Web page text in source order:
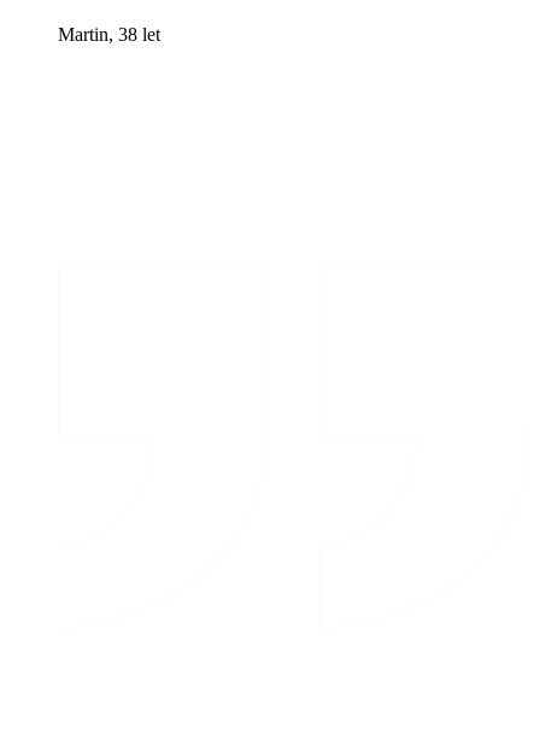
Martin, 38 let